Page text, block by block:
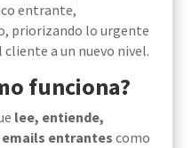
entrante,
priorizando lo urgente
a un nuevo nivel.
funciona?
lee, entiende,
entrantes como